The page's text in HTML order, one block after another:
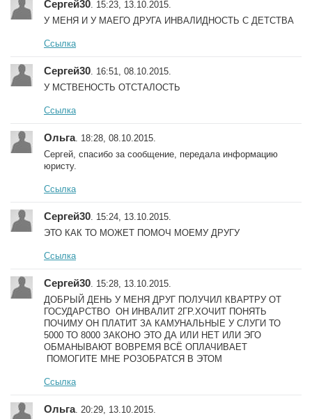
Сергей30 . 15:23, 13.10.2015.
У МЕНЯ И У МАЕГО ДРУГА ИНВАЛИДНОСТЬ С ДЕТСТВА
Ссылка
Сергей30 . 16:51, 08.10.2015.
У МСТВЕНОСТЬ ОТСТАЛОСТЬ
Ссылка
Ольга. 18:28, 08.10.2015.
Сергей, спасибо за сообщение, передала информацию
юристу.
Ссылка
Сергей30 . 15:24, 13.10.2015.
ЭТО КАК ТО МОЖЕТ ПОМОЧ МОЕМУ ДРУГУ
Ссылка
Сергей30 . 15:28, 13.10.2015.
ДОБРЫЙ ДЕНЬ У МЕНЯ ДРУГ ПОЛУЧИЛ КВАРТРУ ОТ
ГОСУДАРСТВО ОН ИНВАЛИТ 2ГР.ХОЧИТ ПОНЯТЬ
ПОЧИМУ ОН ПЛАТИТ ЗА КАМУНАЛЬНЫЕ У СЛУГИ ТО
5000 ТО 8000 ЗАКОНО ЭТО ДА ИЛИ НЕТ ИЛИ ЭГО
ОБМАНЫВАЮТ ВОВРЕМЯ ВСЁ ОПЛАЧИВАЕТ
ПОМОГИТЕ МНЕ РОЗОБРАТСЯ В ЭТОМ
Ссылка
Ольга. 20:29, 13.10.2015.